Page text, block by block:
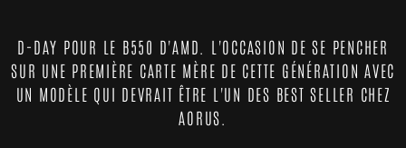
D-DAY POUR LE B550 D'AMD. L'OCCASION DE SE PENCHER
SUR UNE PREMIÈRE CARTE MÈRE DE CETTE GÉNÉRATION AVEC
UN MODÈLE QUI DEVRAIT ÊTRE L'UN DES BEST SELLER CHEZ
AORUS.